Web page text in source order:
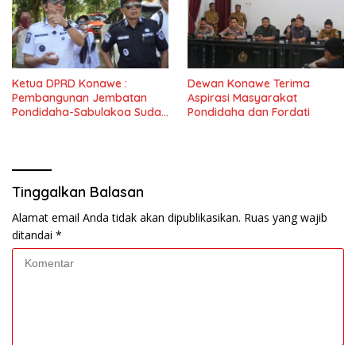
Ketua DPRD Konawe :
Pembangunan Jembatan
Pondidaha-Sabulakoa Sudah
Dewan Konawe Terima
Aspirasi Masyarakat
Pondidaha dan Fordati
Tinggalkan Balasan
Alamat email Anda tidak akan dipublikasikan. Ruas yang wajib
ditandai *